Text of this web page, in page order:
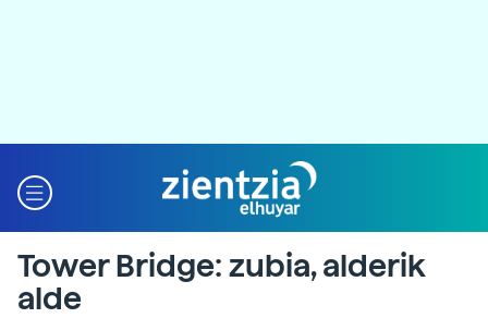
Tower Bridge: zubia, alderik
alde